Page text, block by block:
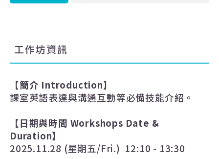
工作坊資訊
【簡介 Introduction】
課室英語表達與溝通互動等必備技能介紹。
【日期與時間 Workshops Date &
Duration】
2025.11.28 (星期五/Fri.) 12:10 - 13:30